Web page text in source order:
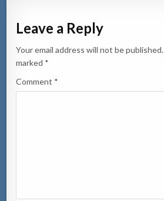
Leave a Reply
Your email address will not be published.
marked *
Comment *